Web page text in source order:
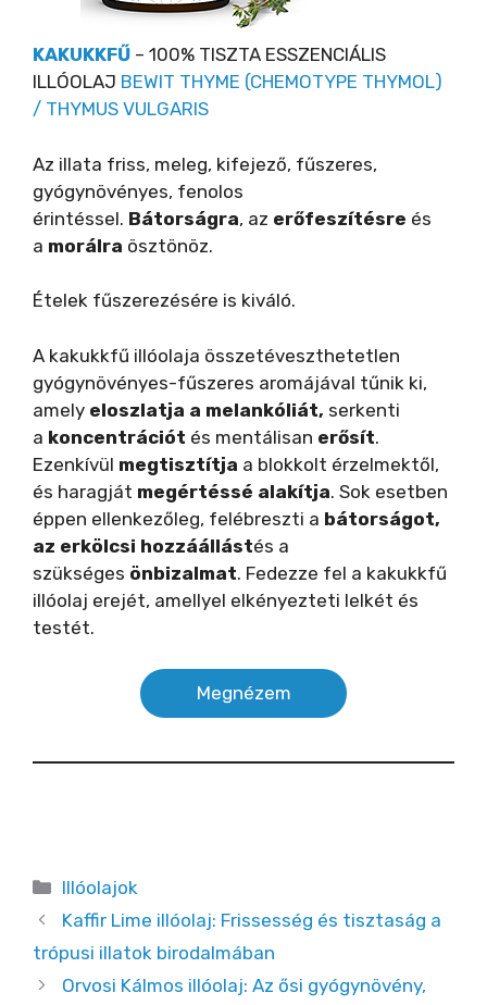
KAKUKKFŰ – 100% TISZTA ESSZENCIÁLIS
ILLÓOLAJ BEWIT THYME (CHEMOTYPE THYMOL)
/ THYMUS VULGARIS
Az illata friss, meleg, kifejező, fűszeres,
gyógynövényes, fenolos
érintéssel. Bátorságra, az erőfeszítésre és
a morálra ösztönöz.
Ételek fűszerezésére is kiváló.
A kakukkfű illóolaja összetéveszthe­tetlen
gyógynövényes-fűszeres aromájával tűnik ki,
amely eloszlatja a melankóliát, serkenti
a koncentrációt és mentálisan erősít.
Ezenkívül megtisztítja a blokkolt érzelmektől,
és haragját megértéssé alakítja. Sok esetben
éppen ellenkezőleg, felébreszti a bátorságot,
az erkölcsi hozzáállástés a
szükséges önbizalmat. Fedezze fel a kakukkfű
illóolaj erejét, amellyel elkényezteti lelkét és
testét.
Megnézem
Kategória
Illóolajok
Kaffir Lime illóolaj: Frissesség és tisztaság a
trópusi illatok birodalmában
Orvosi Kálmos illóolaj: Az ősi gyógynövény,